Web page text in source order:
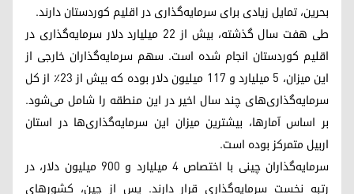
بحرین، تمایل زیادی برای سرمایه‌گذاری در اقلیم کوردستان دارند.
طی هفت سال گذشته، بیش از ۲۲ میلیارد دلار سرمایه‌گذاری در
اقلیم کوردستان انجام شده است. سهم سرمایه‌گذاران خارجی از
این میزان، ۵ میلیارد و ۱۱۷ میلیون دلار بوده که بیش از ۲۳٪ از کل
سرمایه‌گذاری‌های چند سال اخیر در این منطقه را شامل می‌شود.
بر اساس آمارها، بیشترین میزان این سرمایه‌گذاری‌ها در استان
اربیل متمرکز بوده است.
سرمایه‌گذاران چینی با اختصاص ۴ میلیارد و ۹۰۰ میلیون دلار، در
رتبه نخست سرمایه‌گذاری قرار دارند. پس از چین، کشورهای